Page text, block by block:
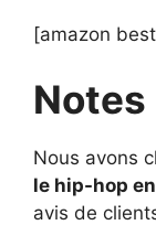
[amazon
Notes
Nous avons
le hip-hop
avis de